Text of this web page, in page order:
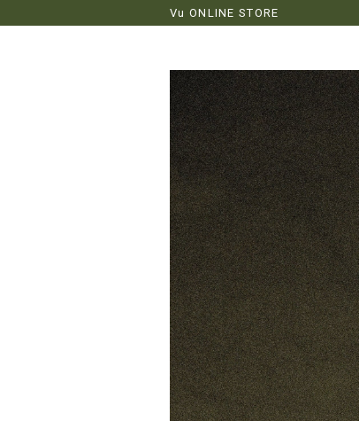
Vu ONLINE STORE